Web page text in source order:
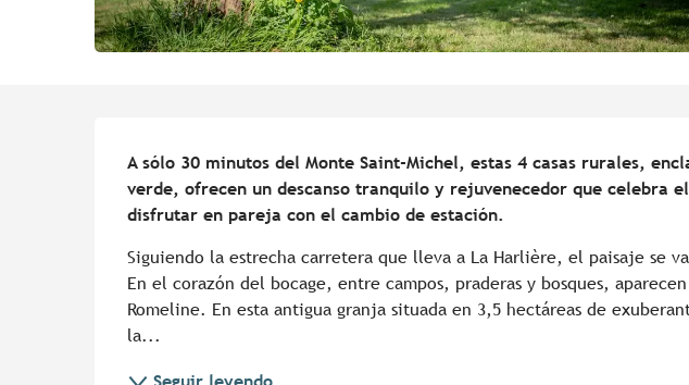
A sólo 30 minutos del Monte Saint-Michel, estas 4 casas rurales,
verde, ofrecen un descanso tranquilo y rejuvenecedor que celebra
disfrutar en pareja con el cambio de estación.
Siguiendo la estrecha carretera que lleva a La Harlière, el paisaje se
En el corazón del bocage, entre campos, praderas y bosques,
Romeline. En esta antigua granja situada en 3,5 hectáreas de
la...